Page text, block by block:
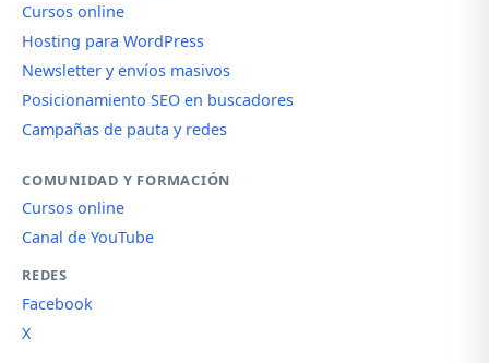
Cursos online
Hosting para WordPress
Newsletter y envíos masivos
Posicionamiento SEO en buscadores
Campañas de pauta y redes
COMUNIDAD Y FORMACIÓN
Cursos online
Canal de YouTube
REDES
Facebook
X